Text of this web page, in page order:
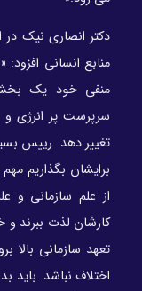
دکتر انصاری نیک
منابع انسانی
منفی خود یک بخش
سرپرست پر انرژی و
تغییر دهد. رییس
برایشان بگذاریم
از علم سازمانی و
کارشان لذت ببرند
تعهد سازمانی بالا
اختلاف نباشد. باید